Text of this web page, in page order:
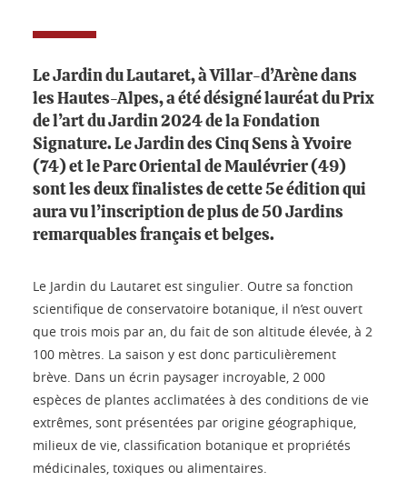
Le Jardin du Lautaret, à Villar-d’Arène dans
les Hautes-Alpes, a été désigné lauréat du Prix
de l’art du Jardin 2024 de la Fondation
Signature. Le Jardin des Cinq Sens à Yvoire
(74) et le Parc Oriental de Maulévrier (49)
sont les deux finalistes de cette 5e édition qui
aura vu l’inscription de plus de 50 Jardins
remarquables français et belges.
Le Jardin du Lautaret est singulier. Outre sa fonction
scientifique de conservatoire botanique, il n’est ouvert
que trois mois par an, du fait de son altitude élevée, à 2
100 mètres. La saison y est donc particulièrement
brève. Dans un écrin paysager incroyable, 2 000
espèces de plantes acclimatées à des conditions de vie
extrêmes, sont présentées par origine géographique,
milieux de vie, classification botanique et propriétés
médicinales, toxiques ou alimentaires.